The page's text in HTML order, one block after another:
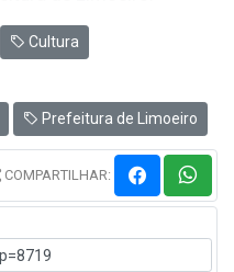
Cultura
Prefeitura de Limoeiro
COMPARTILHAR: